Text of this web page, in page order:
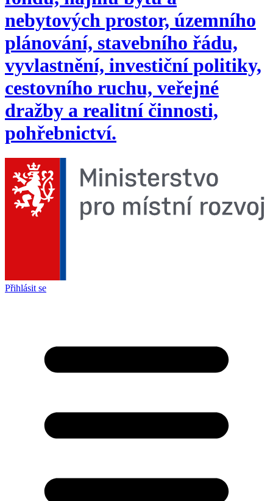
nebytových prostor, územního
plánování, stavebního řádu,
vyvlastnění, investiční politiky,
cestovního ruchu, veřejné
dražby a realitní činnosti,
pohřebnictví.
Přihlásit se